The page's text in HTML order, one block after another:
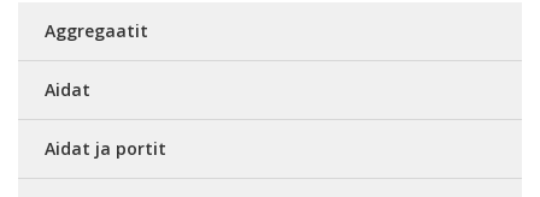
Aggregaatit
Aidat
Aidat ja portit